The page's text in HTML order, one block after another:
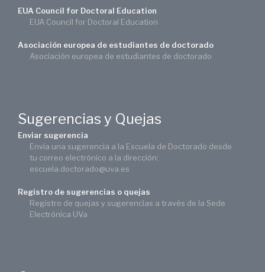
EUA Council for Doctoral Education
EUA Council for Doctoral Education
Asociación europea de estudiantes de doctorado
Asociación europea de estudiantes de doctorado
Sugerencias y Quejas
Enviar sugerencia
Envía una sugerencia a la Escuela de Doctorado desde
tu correo electrónico a la dirección:
escuela.doctorado@uva.es
Registro de sugerencias o quejas
Registro de quejas y sugerencias a través de la Sede
Electrónica UVa